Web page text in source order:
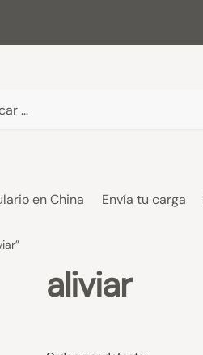
en China Envía tu carga
aliviar